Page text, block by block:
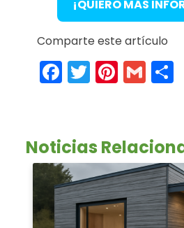
¡QUIERO MÁS
Comparte este artículo
Facebook
Twitter
Noticias